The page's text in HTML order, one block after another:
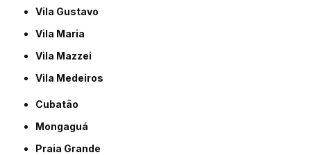
Vila Gustavo
Vila Maria
Vila Mazzei
Vila Medeiros
Cubatão
Mongaguá
Praia Grande